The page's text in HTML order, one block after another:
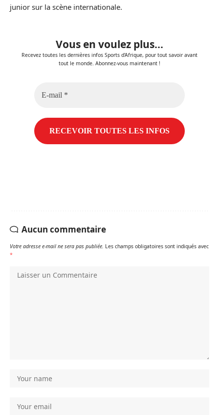
junior sur la scène internationale.
Vous en voulez plus...
Recevez toutes les dernières infos Sports d'Afrique, pour tout savoir avant
tout le monde. Abonnez-vous maintenant !
Aucun commentaire
Votre adresse e-mail ne sera pas publiée. Les champs obligatoires sont indiqués avec
*